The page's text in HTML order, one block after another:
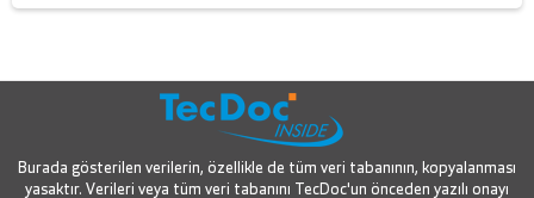
Burada gösterilen verilerin, özellikle de tüm veri tabanının, kopyalanması
yasaktır. Verileri veya tüm veri tabanını TecDoc'un önceden yazılı onayı